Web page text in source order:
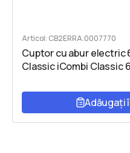
Articol: CB2ERRA.0007770
Cuptor cu abur electric
Classic iCombi Classic
Adăugați